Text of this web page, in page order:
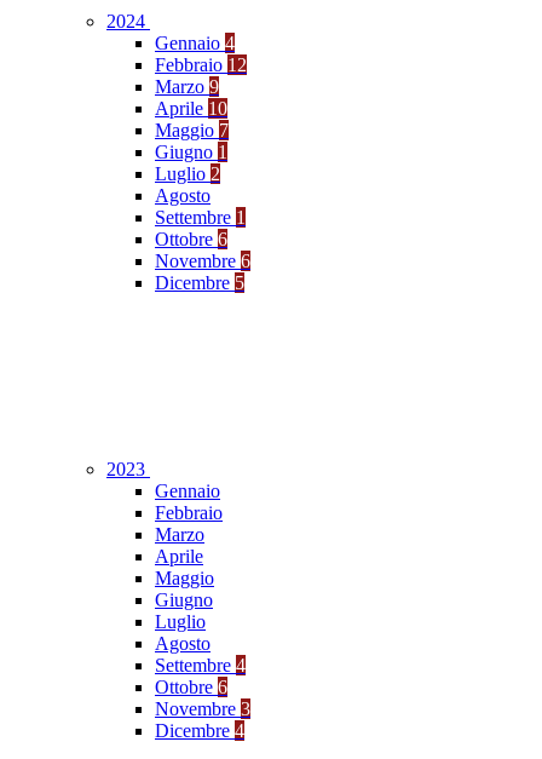
2024
Gennaio 4
Febbraio 12
Marzo 9
Aprile 10
Maggio 7
Giugno 1
Luglio 2
Agosto
Settembre 1
Ottobre 6
Novembre 6
Dicembre 5
2023
Gennaio
Febbraio
Marzo
Aprile
Maggio
Giugno
Luglio
Agosto
Settembre 4
Ottobre 6
Novembre 3
Dicembre 4